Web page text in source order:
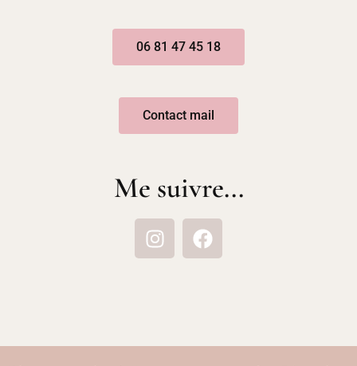
06 81 47 45 18
Contact mail
Me suivre...